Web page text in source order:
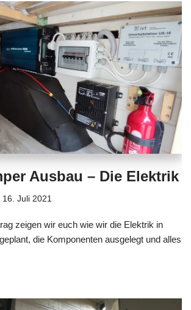
Ausbau – Die Elektrik
16. Juli 2021
zeigen wir euch wie wir die Elektrik in
die Komponenten ausgelegt und alles